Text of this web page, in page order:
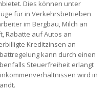
Dies können unter
für in Verkehrsbetrieben
im Bergbau, Milch an
Rabatte auf Autos an
Kreditzinsen an
kann durch einen
Steuerfreiheit erlangt
wird in